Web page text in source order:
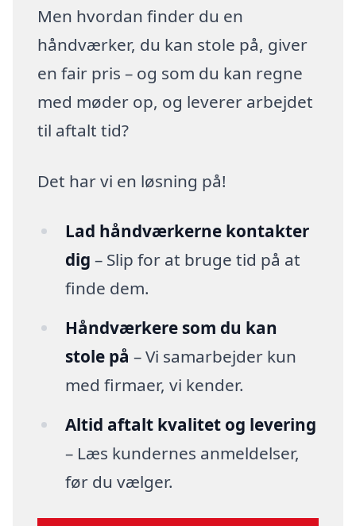
Men hvordan finder du en
håndværker, du kan stole på, giver
en fair pris – og som du kan regne
med møder op, og leverer arbejdet
til aftalt tid?
Det har vi en løsning på!
Lad håndværkerne kontakter
dig – Slip for at bruge tid på at
finde dem.
Håndværkere som du kan
stole på – Vi samarbejder kun
med firmaer, vi kender.
Altid aftalt kvalitet og levering
– Læs kundernes anmeldelser,
før du vælger.